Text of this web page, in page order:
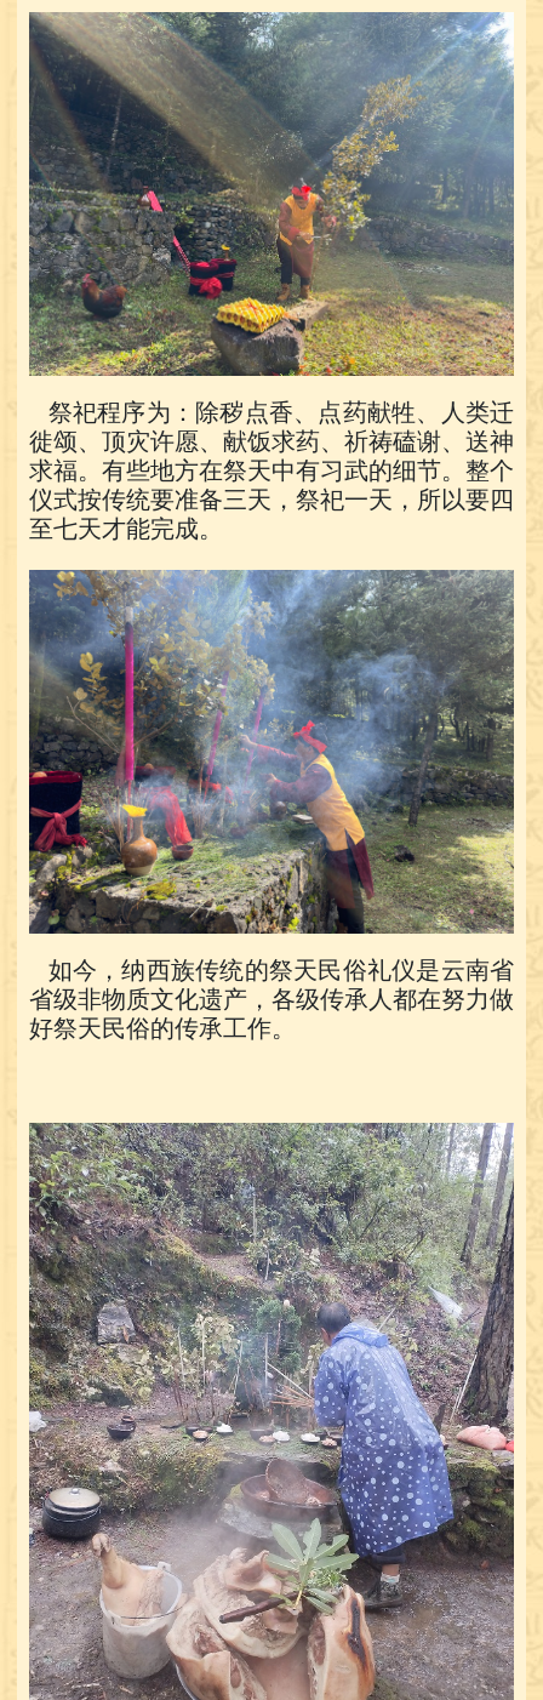
祭祀程序为：除秽点香、点药献牲、人类迁
徙颂、顶灾许愿、献饭求药、祈祷磕谢、送神
求福。有些地方在祭天中有习武的细节。整个
仪式按传统要准备三天，祭祀一天，所以要四
至七天才能完成。
如今，纳西族传统的祭天民俗礼仪是云南省
省级非物质文化遗产，各级传承人都在努力做
好祭天民俗的传承工作。